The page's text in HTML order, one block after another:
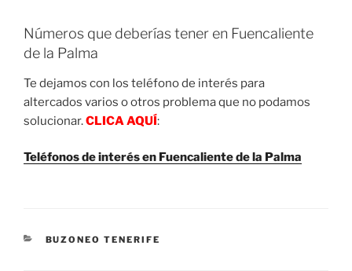
Números que deberías tener en Fuencaliente
de la Palma
Te dejamos con los teléfono de interés para
altercados varios o otros problema que no podamos
solucionar.CLICA AQUÍ:
Teléfonos de interés en Fuencaliente de la Palma
CATEGORIES
BUZONEO TENERIFE